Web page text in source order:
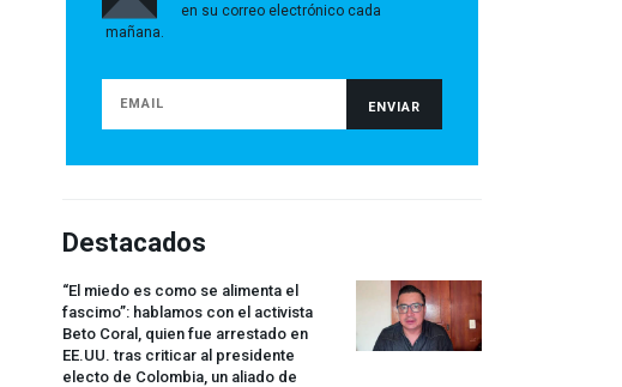
en su correo electrónico cada
mañana.
Destacados
“El miedo es como se alimenta el
fascimo”: hablamos con el activista
Beto Coral, quien fue arrestado en
EE.UU. tras criticar al presidente
electo de Colombia, un aliado de